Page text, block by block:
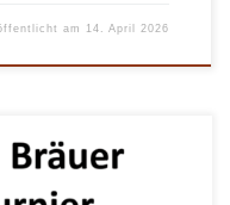
am 14. April 2026